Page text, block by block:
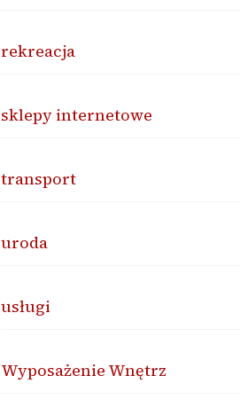
rekreacja
sklepy internetowe
transport
uroda
usługi
Wyposażenie Wnętrz